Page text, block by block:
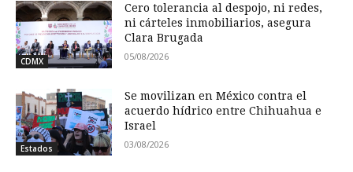
CDMX
Cero tolerancia al despojo, ni redes,
ni cárteles inmobiliarios, asegura
Clara Brugada
05/08/2026
Estados
Se movilizan en México contra el
acuerdo hídrico entre Chihuahua e
Israel
03/08/2026